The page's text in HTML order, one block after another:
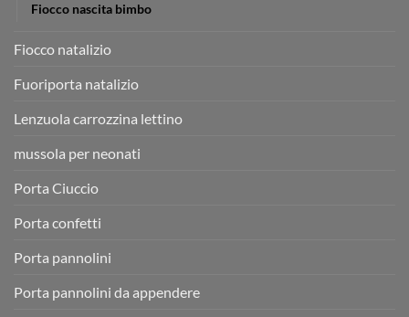
Fiocco nascita bimbo
Fiocco natalizio
Fuoriporta natalizio
Lenzuola carrozzina lettino
mussola per neonati
Porta Ciuccio
Porta confetti
Porta pannolini
Porta pannolini da appendere